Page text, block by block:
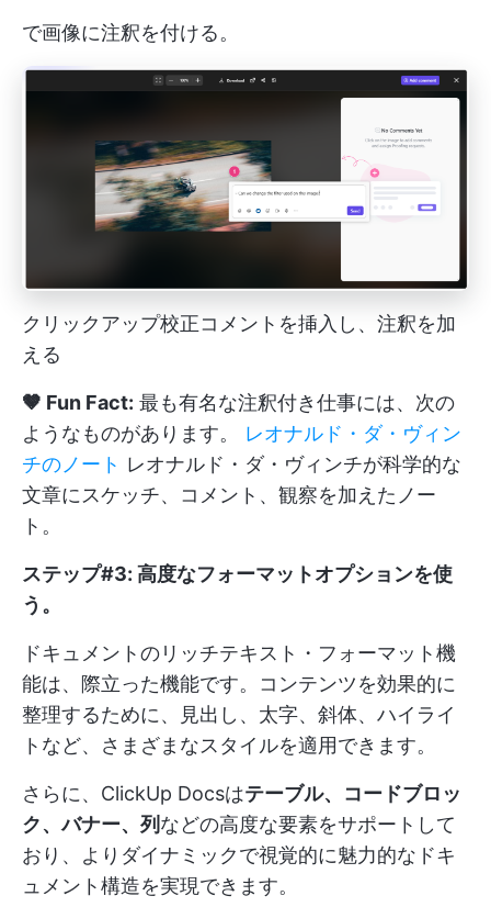
で画像に注釈を付ける。
クリックアップ校正コメントを挿入し、注釈を加
える
🤎 Fun Fact: 最も有名な注釈付き仕事には、次の
ようなものがあります。 レオナルド・ダ・ヴィン
チのノート レオナルド・ダ・ヴィンチが科学的な
文章にスケッチ、コメント、観察を加えたノー
ト。
ステップ#3: 高度なフォーマットオプションを使
う 。
ドキュメントのリッチテキスト・フォーマット機
能は、際立った機能です。コンテンツを効果的に
整理するために、見出し、太字、斜体、ハイライ
トなど、さまざまなスタイルを適用できます。
さらに、ClickUp Docsはテーブル、コードブロッ
ク、バナー、列 などの高度な要素をサポートして
おり、よりダイナミックで視覚的に魅力的なドキ
ュメント構造を実現できます。